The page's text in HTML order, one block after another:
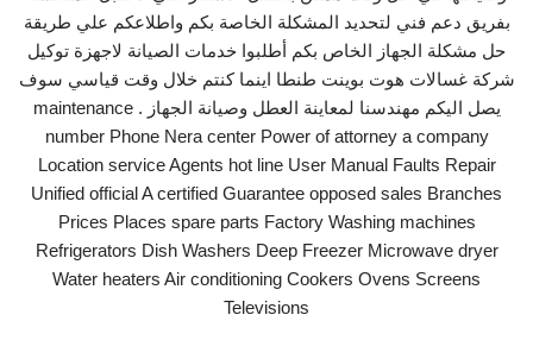
بفريق دعم فني لتحديد المشكلة الخاصة بكم واطلاعكم علي طريقة
حل مشكلة الجهاز الخاص بكم أطلبوا خدمات الصيانة لاجهزة توكيل
شركة غسالات هوت بوينت طنطا اينما كنتم خلال وقت قياسي سوف
يصل اليكم مهندسنا لمعاينة العطل وصيانة الجهاز . maintenance
number Phone Nera center Power of attorney a company
Location service Agents hot line User Manual Faults Repair
Unified official A certified Guarantee opposed sales Branches
Prices Places spare parts Factory Washing machines
Refrigerators Dish Washers Deep Freezer Microwave dryer
Water heaters Air conditioning Cookers Ovens Screens
Televisions